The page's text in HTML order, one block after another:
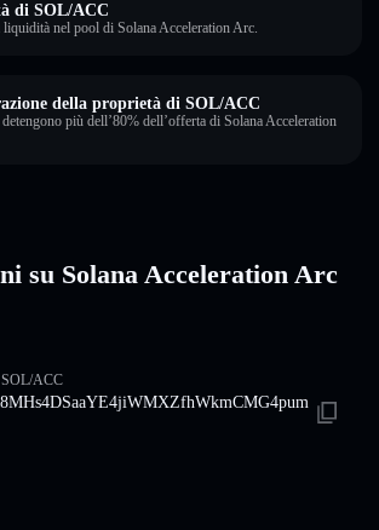
di SOL/ACC
nel pool di Solana Acceleration Arc.
della proprietà di SOL/ACC
più dell’80% dell’offerta di Solana Acceleration
su Solana Acceleration Arc
SOL/ACC